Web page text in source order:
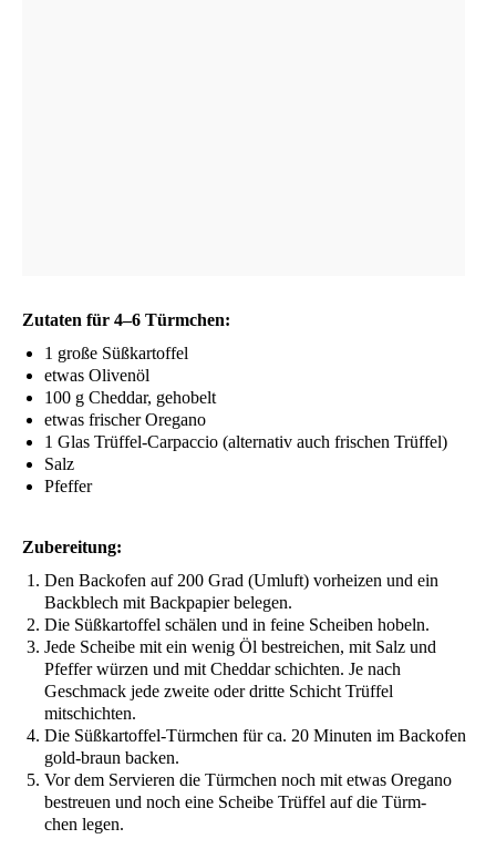
Zuta­ten für 4–6 Türmchen:
1 gro­ße Süßkartoffel
etwas Oli­ven­öl
100 g Ched­dar, gehobelt
etwas fri­scher Oregano
1 Glas Trüf­fel-Car­pac­cio (alter­na­tiv auch fri­schen Trüffel)
Salz
Pfef­fer
Zube­rei­tung:
Den Back­ofen auf 200 Grad (Umluft) vor­hei­zen und ein
Back­blech mit Back­pa­pier belegen.
Die Süß­kar­tof­fel schä­len und in fei­ne Schei­ben hobeln.
Jede Schei­be mit ein wenig Öl bestrei­chen, mit Salz und
Pfef­fer wür­zen und mit Ched­dar schich­ten. Je nach
Geschmack jede zwei­te oder drit­te Schicht Trüf­fel
mitschichten.
Die Süß­kar­tof­fel-Türm­chen für ca. 20 Minu­ten im Back­ofen
gold-braun backen.
Vor dem Ser­vie­ren die Türm­chen noch mit etwas Ore­ga­no
bestreu­en und noch eine Schei­be Trüf­fel auf die Türm­
chen legen.